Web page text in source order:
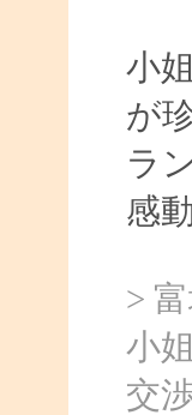
小
が
ラ
感
>
小
交